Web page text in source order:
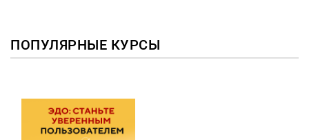
ПОПУЛЯРНЫЕ КУРСЫ